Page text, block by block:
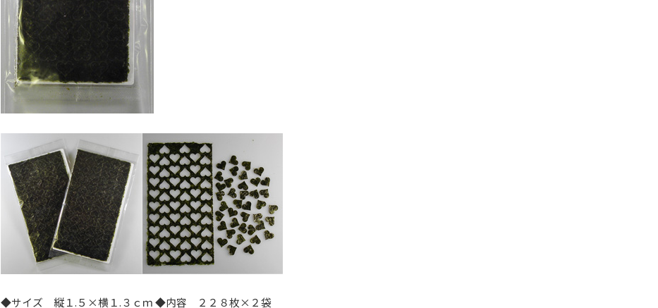
◆サイズ 縦１.５×横１.３ｃｍ ◆内容 ２２８枚×２袋